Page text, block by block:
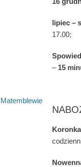
lipiec –
17.00;
– 15